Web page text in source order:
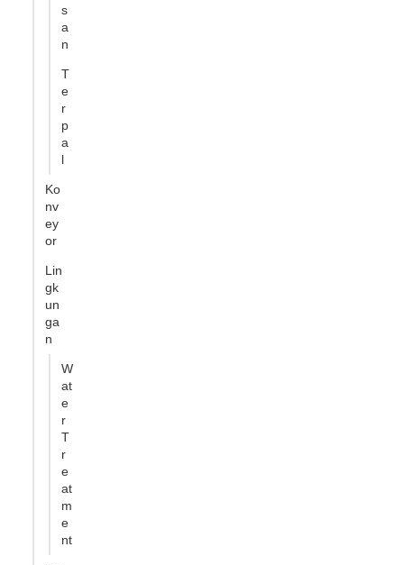
s
a
n
T
e
r
p
a
l
Ko
nv
ey
or
Lin
gk
un
ga
n
W
at
e
r
T
r
e
at
m
e
nt